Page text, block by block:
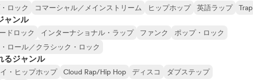
ロック コマーシャル／メインストリーム ヒップホップ 英語ラップ Trap
ャンル
ドロック インターナショナル・ラップ ファンク
ポップ・ロック
ロール／クラシック・ロック
るジャンル
・ヒップホップ Cloud Rap/Hip Hop ディスコ
ダブステップ